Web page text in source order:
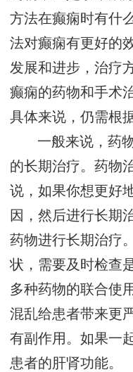
方法在癫痫时有什
法对癫痫有更好的
发展和进步，治疗
癫痫的药物和手术
具体来说，仍需根
一般来说，药
的长期治疗。药物
说，如果你想更好
因，然后进行长期
药物进行长期治疗
状，需要及时检查
多种药物的联合使
混乱给患者带来更
有副作用。如果一
患者的肝肾功能。